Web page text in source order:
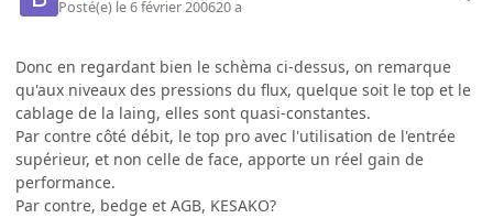
Posté(e) le 6 février 200620 a
Donc en regardant bien le schèma ci-dessus, on remarque
qu'aux niveaux des pressions du flux, quelque soit le top et le
cablage de la laing, elles sont quasi-constantes.
Par contre côté débit, le top pro avec l'utilisation de l'entrée
supérieur, et non celle de face, apporte un réel gain de
performance.
Par contre, bedge et AGB, KESAKO?